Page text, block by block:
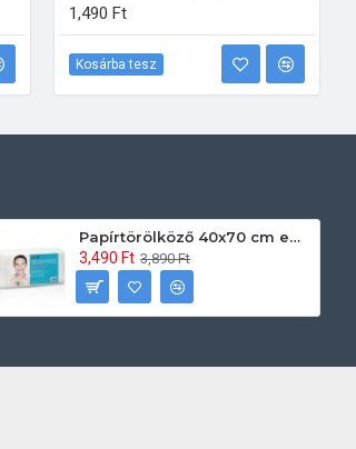
1,490 Ft
Kosárba tesz
Papírtörölköző 40x70 cm egyszerhasználatos 60db/csomag
3,490 Ft 3,890 Ft